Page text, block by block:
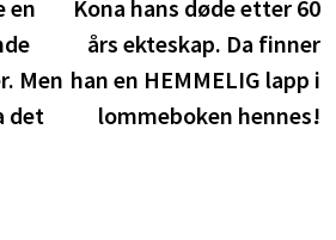
en
Men
det
Kona hans døde etter 60
års ekteskap. Da finner
han en HEMMELIG lapp i
lommeboken hennes!